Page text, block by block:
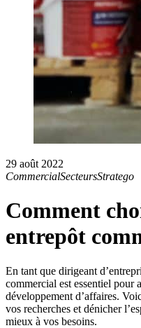
29 août 2022
CommercialSecteursStratego
Comment
entrepôt
En tant que dirigeant
commercial est essentiel pour
développement d’affaires.
vos recherches et dénicher
mieux à vos besoins.